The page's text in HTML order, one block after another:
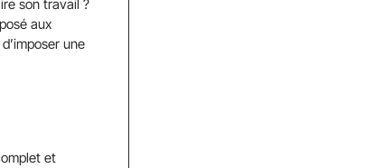
son travail ?
aux
une
et